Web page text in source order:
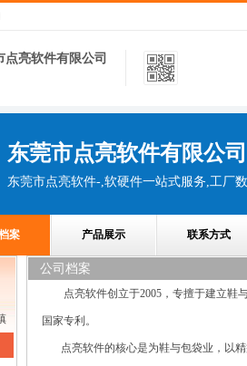
点亮软件有限公司
东莞市点亮软件有限公司
案 产品展示 联系方式
公司档案
点亮软件创立于2005，专擅于建立鞋
国家专利。
点亮软件的核心是为鞋与包袋业，以